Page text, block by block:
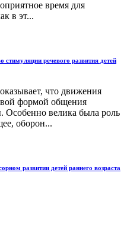
время для
в эт...
стимуляции речевого развития детей
что движения
формой общения
велика была роль
оборон...
развитии детей раннего возраста